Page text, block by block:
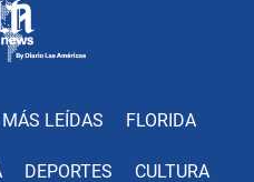
MÁS LEÍDAS FLORIDA
DEPORTES CULTURA